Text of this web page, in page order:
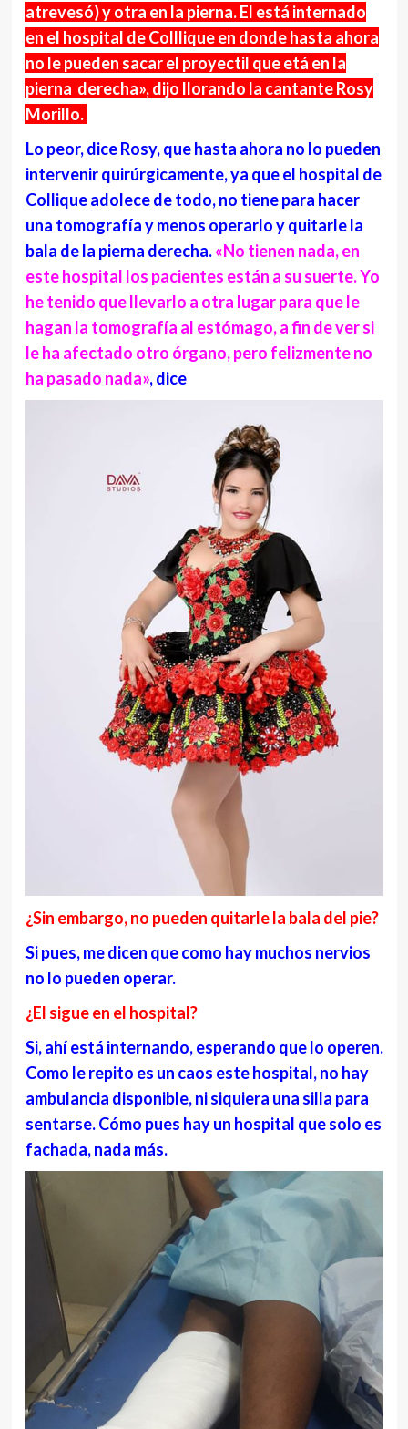
atrevesó) y otra en la pierna. El está internado
en el hospital de Colllique en donde hasta ahora
no le pueden sacar el proyectil que etá en la
pierna derecha», dijo llorando la cantante Rosy
Morillo.
Lo peor, dice Rosy, que hasta ahora no lo pueden
intervenir quirúrgicamente, ya que el hospital de
Collique adolece de todo, no tiene para hacer
una tomografía y menos operarlo y quitarle la
bala de la pierna derecha.«No tienen nada, en
este hospital los pacientes están a su suerte. Yo
he tenido que llevarlo a otra lugar para que le
hagan la tomografía al estómago, a fin de ver si
le ha afectado otro órgano, pero felizmente no
ha pasado nada», dice
¿Sin embargo, no pueden quitarle la bala del pie?
Si pues, me dicen que como hay muchos nervios
no lo pueden operar.
¿El sigue en el hospital?
Si, ahí está internando, esperando que lo operen.
Como le repito es un caos este hospital, no hay
ambulancia disponible, ni siquiera una silla para
sentarse. Cómo pues hay un hospital que solo es
fachada, nada más.